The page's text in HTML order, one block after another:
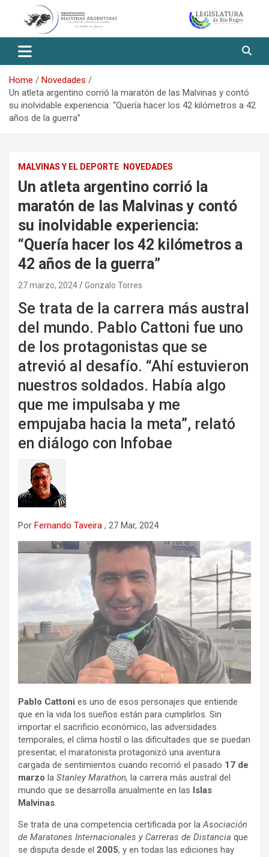
Observatorio Malvinas – Río
Negro
Home
Novedades
Un atleta argentino corrió la maratón de las Malvinas y contó
su inolvidable experiencia: “Quería hacer los 42 kilómetros a 42
años de la guerra”
MALVINAS Y EL DEPORTE NOVEDADES
Un atleta argentino corrió la
maratón de las Malvinas y contó
su inolvidable experiencia:
“Quería hacer los 42 kilómetros a
42 años de la guerra”
27 marzo, 2024 Gonzalo Torres
Se trata de la carrera más austral
del mundo. Pablo Cattoni fue uno
de los protagonistas que se
atrevió al desafío. “Ahí estuvieron
nuestros soldados. Había algo
que me impulsaba y me
empujaba hacia la meta”, relató
en diálogo con Infobae
Por Fernando Taveira , 27 Mar, 2024
Pablo Cattoni es uno de esos personajes que entiende
que en la vida los sueños están para cumplirlos. Sin
importar el sacrificio económico, las adversidades
temporales, el clima hostil o las dificultades que se puedan
presentar, el maratonista protagonizó una aventura
cargada de sentimientos cuando recorrió el pasado 17 de
marzo la Stanley Marathon, la carrera más austral del
mundo que se desarrolla anualmente en las Islas
Malvinas
Se trata de una competencia certificada por la Asociación
de Maratones Internacionales y Carreras de Distancia que
se disputa desde el 2005, y en todas las ediciones hay